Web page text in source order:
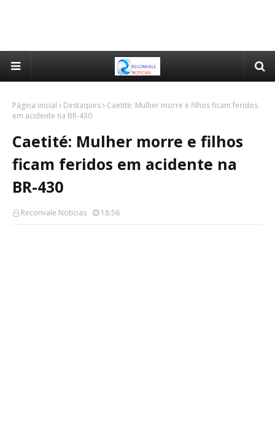
Página inicial Destaques
Caetité: Mulher morre e filhos ficam feridos
em acidente na BR-430
Caetité: Mulher morre e filhos
ficam feridos em acidente na
BR-430
Reconvale Noticias 18:56